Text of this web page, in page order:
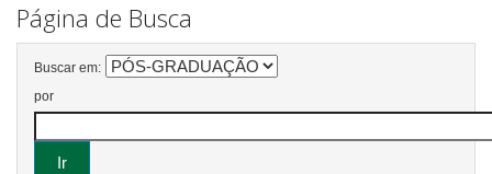
Página de Busca
Buscar em:
por